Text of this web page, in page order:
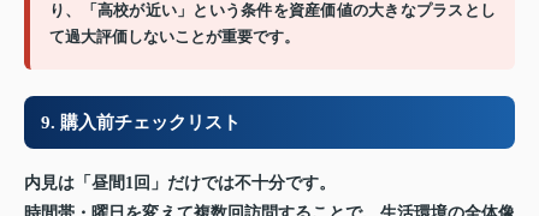
り、「高校が近い」という条件を資産価値の大きなプラスとし
て過大評価しないことが重要です。
9. 購入前チェックリスト
内見は「昼間1回」だけでは不十分です。